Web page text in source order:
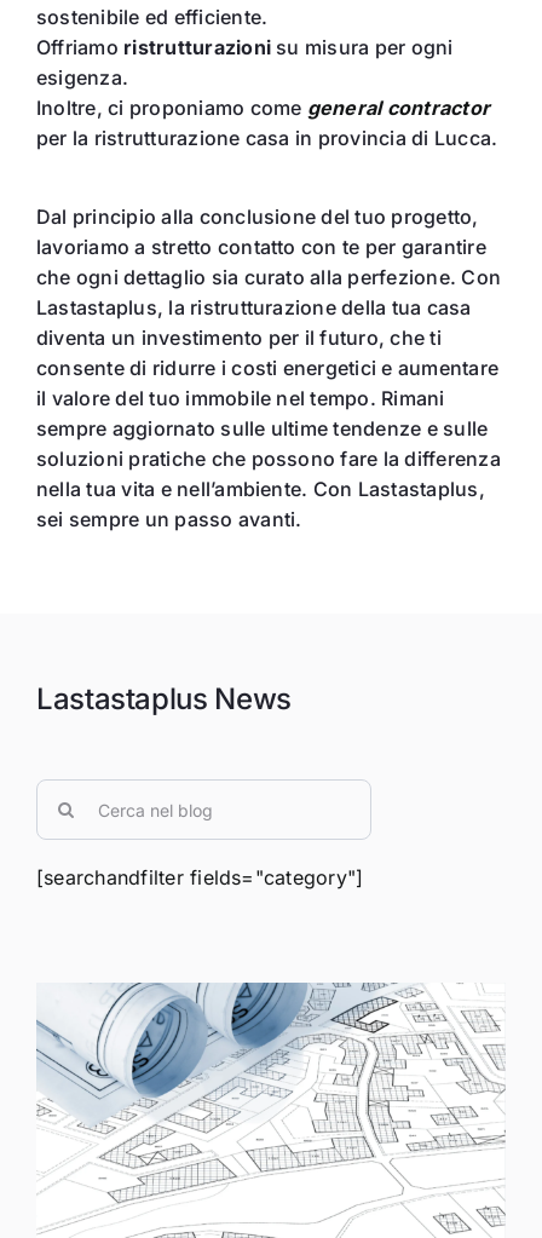
sostenibile ed efficiente.
Offriamo ristrutturazioni su misura per ogni
esigenza.
Inoltre, ci proponiamo come general contractor
per la ristrutturazione casa in provincia di Lucca.
Dal principio alla conclusione del tuo progetto,
lavoriamo a stretto contatto con te per garantire
che ogni dettaglio sia curato alla perfezione. Con
Lastastaplus, la ristrutturazione della tua casa
diventa un investimento per il futuro, che ti
consente di ridurre i costi energetici e aumentare
il valore del tuo immobile nel tempo. Rimani
sempre aggiornato sulle ultime tendenze e sulle
soluzioni pratiche che possono fare la differenza
nella tua vita e nell’ambiente. Con Lastastaplus,
sei sempre un passo avanti.
Lastastaplus News
Cerca
per:
[searchandfilter fields="category"]